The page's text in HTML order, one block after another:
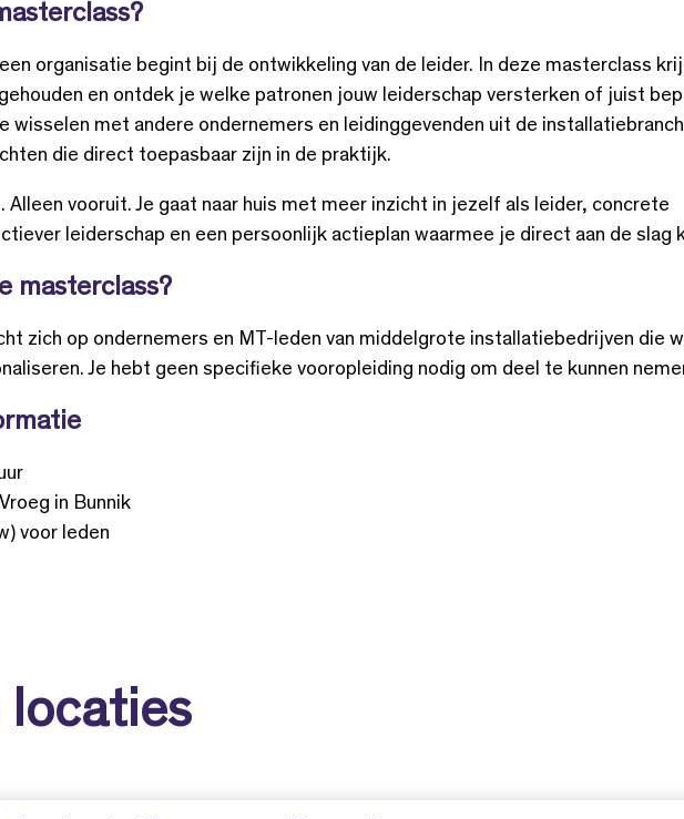
organisatie begint bij de ontwikkeling van de leider. In deze masterclass
en ontdek je welke patronen jouw leiderschap versterken of juist
wisselen met andere ondernemers en leidinggevenden uit de
die direct toepasbaar zijn in de praktijk.
Alleen vooruit. Je gaat naar huis met meer inzicht in jezelf als leider, concrete
leiderschap en een persoonlijk actieplan waarmee je direct aan de slag
masterclass?
zich op ondernemers en MT-leden van middelgrote installatiebedrijven die
Je hebt geen specifieke vooropleiding nodig om deel te kunnen
in Bunnik
voor leden
locaties